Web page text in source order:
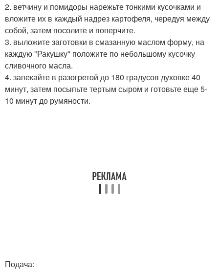
2. ветчину и помидоры нарежьте тонкими кусочками и
вложите их в каждый надрез картофеля, чередуя между
собой, затем посолите и поперчите.
3. выложите заготовки в смазанную маслом форму, на
каждую "Ракушку" положите по небольшому кусочку
сливочного масла.
4. запекайте в разогретой до 180 градусов духовке 40
минут, затем посыпьте тертым сыром и готовьте еще 5-
10 минут до румяности.
Подача: